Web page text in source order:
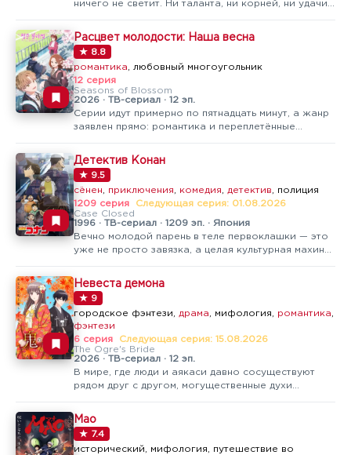
ничего не светит. Ни таланта, ни корней, ни удачи
хотя бы крупицу силы у судьбы. Вот об этом вся
история Ван Линя. Тут нет привычной легкости,
когда герою все падает…
Расцвет молодости: Наша весна
★ 8.8
романтика, любовный многоугольник
12 серия
Seasons of Blossom
2026 · ТВ-сериал · 12 эп.
Серии идут примерно по пятнадцать минут, а жанр
заявлен прямо: романтика и переплетённые
старшеклассников и их пересекающиеся чувства:
первая влюблённость, недосказанность, ревность и
взросление. Истории здесь скорее…
Детектив Конан
★ 9.5
сёнен, приключения, комедия, детектив, полиция
1209 серия
Следующая серия: 01.08.2026
Case Closed
1996 · ТВ-сериал · 1209 эп. · Япония
Вечно молодой парень в теле первоклашки — это
уже не просто завязка, а целая культурная махина,
обычная детективная история, где школьник по
чистой случайности перешел дорогу не тем людям,
получил дозу…
Невеста демона
★ 9
городское фэнтези, драма, мифология, романтика,
фэнтези
6 серия
Следующая серия: 15.08.2026
The Ogre's Bride
2026 · ТВ-сериал · 12 эп.
В мире, где люди и аякаси давно сосуществуют
рядом друг с другом, могущественные духи
девушек: такой союз приносит аякаси
процветание, а избранная невеста получает его
заботу и безраздельную любовь.Юдзу никогда не…
Мао
★ 7.4
исторический, мифология, путешествие во